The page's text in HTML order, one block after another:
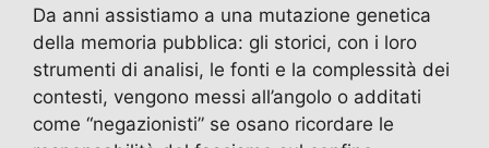
Da anni assistiamo a una mutazione genetica
della memoria pubblica: gli storici, con i loro
strumenti di analisi, le fonti e la complessità dei
contesti, vengono messi all’angolo o additati
come “negazionisti” se osano ricordare le